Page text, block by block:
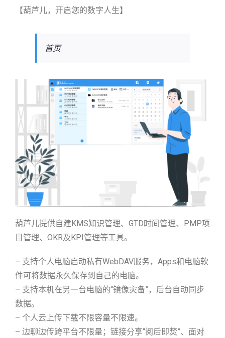
【葫芦儿，开启您的数字人生】
首页
葫芦儿提供自建KMS知识管理、GTD时间管理、PMP项
目管理、OKR及KPI管理等工具。
– 支持个人电脑启动私有WebDAV服务，Apps和电脑软
件可将数据永久保存到自己的电脑。
– 支持本机在另一台电脑的“镜像灾备”，后台自动同步
数据。
– 个人云上传下载不限容量不限速。
– 边聊边传跨平台不限量；链接分享“阅后即焚”、面对